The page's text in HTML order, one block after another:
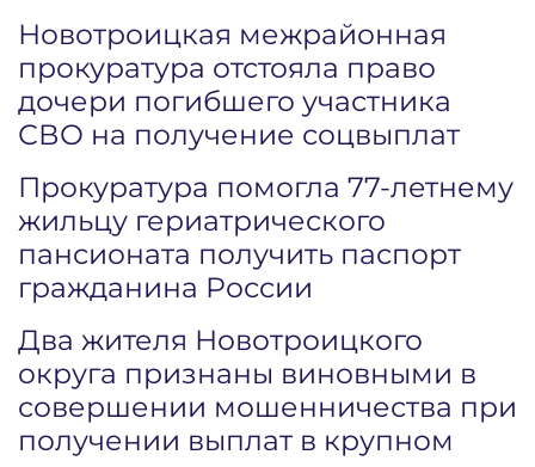
Новотроицкая межрайонная
прокуратура отстояла право
дочери погибшего участника
СВО на получение соцвыплат
Прокуратура помогла 77-летнему
жильцу гериатрического
пансионата получить паспорт
гражданина России
Два жителя Новотроицкого
округа признаны виновными в
совершении мошенничества при
получении выплат в крупном